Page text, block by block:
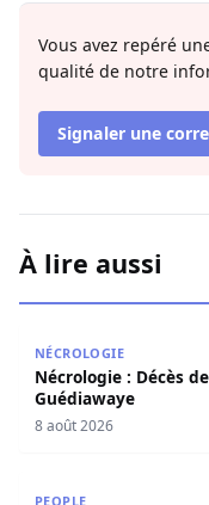
Vous avez repéré
qualité de notre
Signaler une
À lire aussi
NÉCROLOGIE
Nécrologie : Décès
Guédiawaye
8 août 2026
PEOPLE